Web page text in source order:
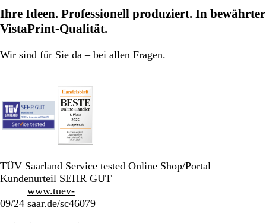
Seite
Seite
Seite
Ihre Ideen. Professionell produziert. In bewährter
VistaPrint-Qualität.
Wir sind für Sie da – bei allen Fragen.
TÜV Saarland Service tested Online Shop/Portal
Kundenurteil SEHR GUT
09/24
www.tuev-
saar.de/sc46079